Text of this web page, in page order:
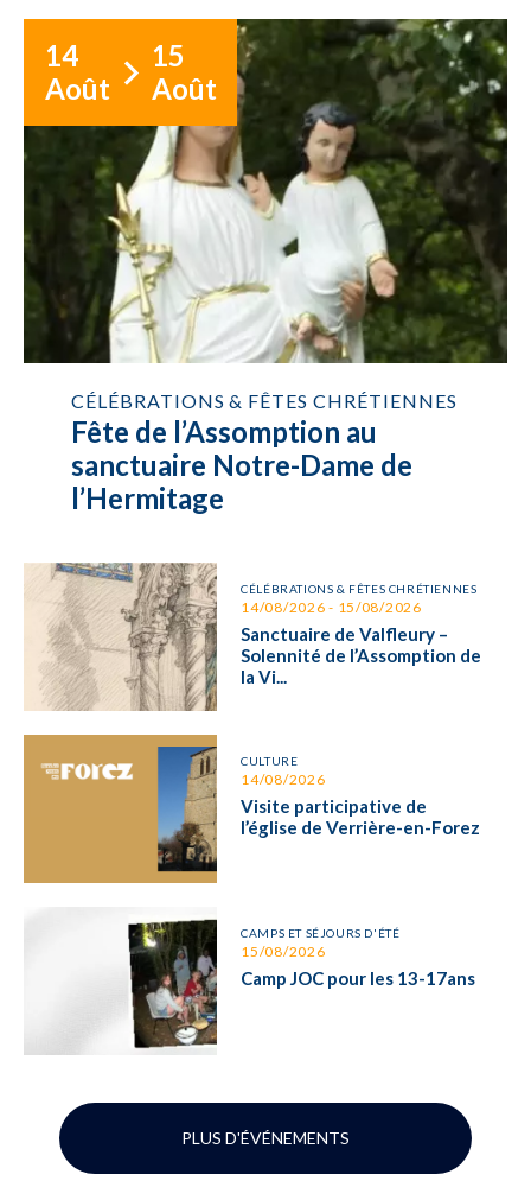
PLUS D'ÉVÉNEMENTS
14
Août
15
Août
CÉLÉBRATIONS & FÊTES CHRÉTIENNES
Fête de l’Assomption au
sanctuaire Notre-Dame de
l’Hermitage
CÉLÉBRATIONS & FÊTES CHRÉTIENNES
14/08/2026 - 15/08/2026
Sanctuaire de Valfleury –
Solennité de l’Assomption de
la Vi...
CULTURE
14/08/2026
Visite participative de
l’église de Verrière-en-Forez
CAMPS ET SÉJOURS D'ÉTÉ
15/08/2026
Camp JOC pour les 13-17ans